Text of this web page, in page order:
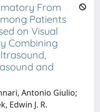
From
Patients
on Visual
Combining
and
Antonio Giulio;
Edwin J. R.